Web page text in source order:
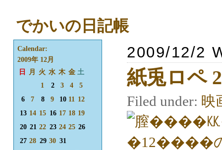
でかいの日記帳
2009/12/2
紙兎ロペ
Filed under: 映
Calendar:
2009年 12月
日
月 火 水 木 金 土
1 2 3 4
5
6
7 8 9 10 11
12
13 14 15 16 17 18 19
20 21 22 23 24 25 26
27 28 29 30 31